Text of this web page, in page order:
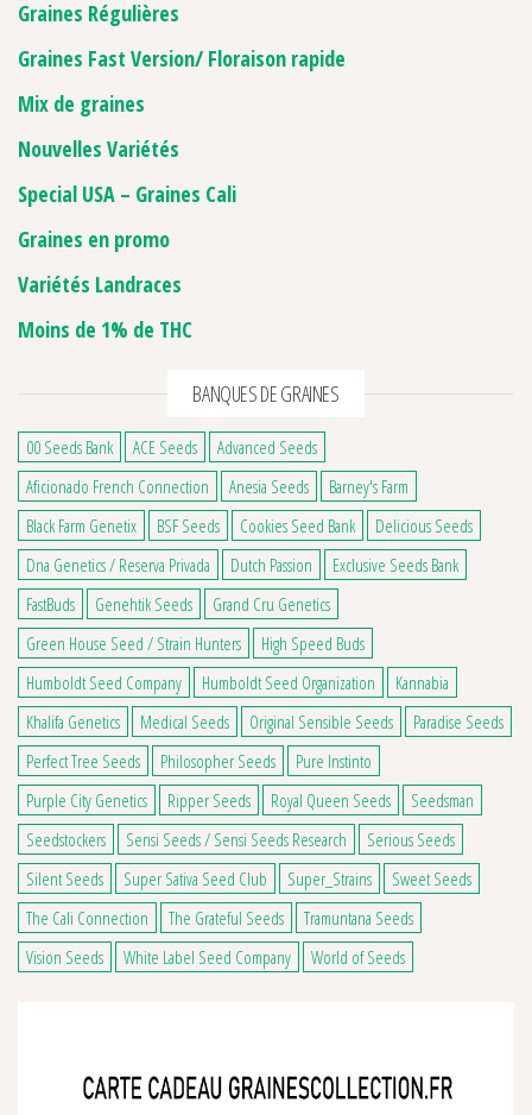
Graines Régulières
Graines Fast Version/ Floraison rapide
Mix de graines
Nouvelles Variétés
Special USA – Graines Cali
Graines en promo
Variétés Landraces
Moins de 1% de THC
BANQUES DE GRAINES
00 Seeds Bank ACE Seeds
Advanced Seeds
Aficionado French Connection
Anesia Seeds
Barney's Farm
Black Farm Genetix
BSF Seeds Cookies Seed Bank
Delicious Seeds
Dna Genetics / Reserva Privada
Dutch Passion
Exclusive Seeds Bank
FastBuds
Genehtik Seeds
Grand Cru Genetics
Green House Seed / Strain Hunters
High Speed Buds
Humboldt Seed Company
Humboldt Seed Organization
Kannabia
Khalifa Genetics
Medical Seeds Original Sensible Seeds
Paradise Seeds
Perfect Tree Seeds
Philosopher Seeds
Pure Instinto
Purple City Genetics
Ripper Seeds Royal Queen Seeds
Seedsman
Seedstockers
Sensi Seeds / Sensi Seeds Research
Serious Seeds
Silent Seeds
Super Sativa Seed Club Super_Strains
Sweet Seeds
The Cali Connection
The Grateful Seeds
Tramuntana Seeds
Vision Seeds
White Label Seed Company World of Seeds